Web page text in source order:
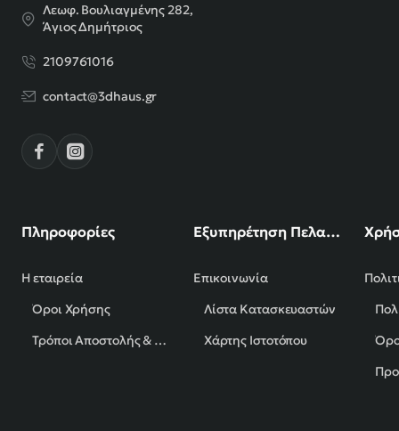
Λεωφ. Βουλιαγμένης 282,
Άγιος Δημήτριος
2109761016
contact@3dhaus.gr
Πληροφορίες
Η εταιρεία
Όροι Χρήσης
Τρόποι Αποστολής & Πληρωμής
Εξυπηρέτηση Πελατών
Επικοινωνία
Λίστα Κατασκευαστών
Χάρτης Ιστοτόπου